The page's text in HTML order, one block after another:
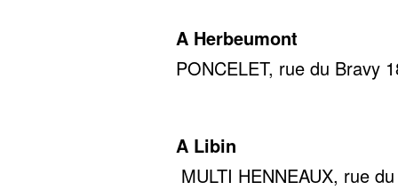
A Herbeumont
PONCELET, rue du Bravy
A Libin
MULTI HENNEAUX, rue